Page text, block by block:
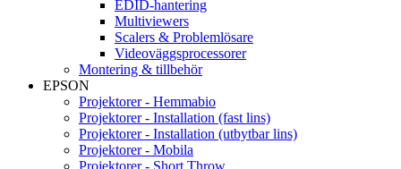
EDID-hantering
Multiviewers
Scalers & Problemlösare
Videoväggsprocessorer
Montering & tillbehör
EPSON
Projektorer - Hemmabio
Projektorer - Installation (fast lins)
Projektorer - Installation (utbytbar lins)
Projektorer - Mobila
Projektorer - Short Throw